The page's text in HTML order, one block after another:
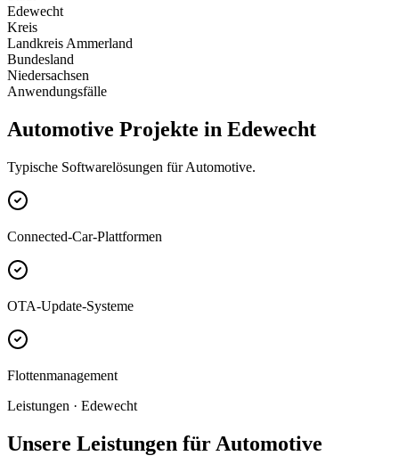
Edewecht
Kreis
Landkreis Ammerland
Bundesland
Niedersachsen
Anwendungsfälle
Automotive Projekte in Edewecht
Typische Softwarelösungen für Automotive.
Connected-Car-Plattformen
OTA-Update-Systeme
Flottenmanagement
Leistungen · Edewecht
Unsere Leistungen für Automotive